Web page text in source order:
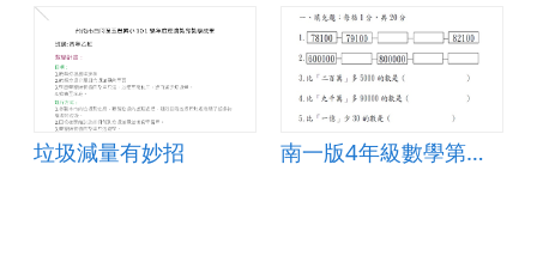
垃圾減量有妙招
南一版4年級數學第一期中考試題